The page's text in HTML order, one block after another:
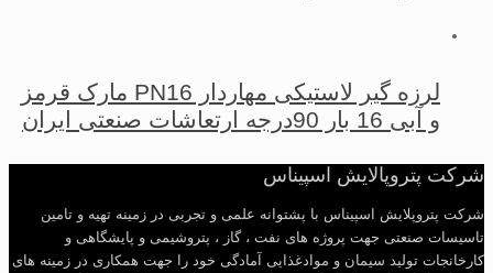
لرزه گیر لاستیکی مهاردار PN16 مارک قرمز
و آبی 16 بار 90درجه ارتعاشات صنعتی ایران
شرکت پتروپالایش اسپیناس
شرکت پتروپلایش اسپیناس با پشتوانه علمی و تجربی در زمینه تهیه و تامین
تاسیسات صنعتی جهت پروژه های نفت ، گاز ، پتروشیمی و پایشگاهی و
کارخانجات تولید سیمان و موادغذایی آمادگی خود را جهت همکاری در زمینه های